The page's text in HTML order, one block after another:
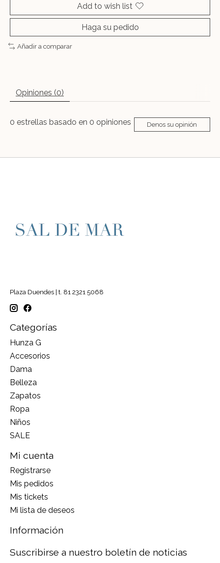
Add to wish list
Haga su pedido
Añadir a comparar
Opiniones (0)
0 estrellas basado en 0 opiniones Denos su opinión
Plaza Duendes | t. 81 2321 5068
Categorías
Hunza G
Accesorios
Dama
Belleza
Zapatos
Ropa
Niños
SALE
Mi cuenta
Registrarse
Mis pedidos
Mis tickets
Mi lista de deseos
Información
Suscribirse a nuestro boletín de noticias